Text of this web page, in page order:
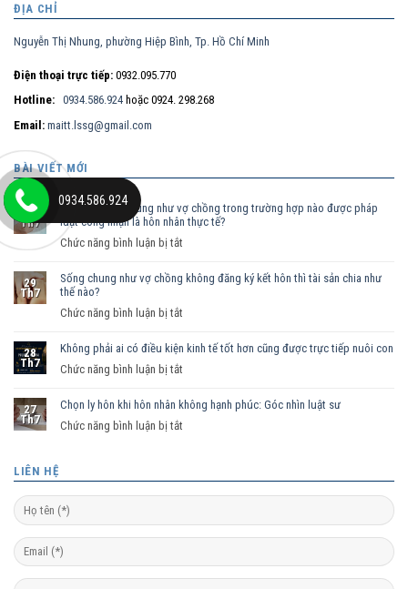
ĐỊA CHỈ
Nguyễn Thị Nhung, phường Hiệp Bình, Tp. Hồ Chí Minh
Điện thoại trực tiếp: 0932.095.770
Hotline: 0934.586.924 hoặc 0924. 298.268
Email: maitt.lssg@gmail.com
BÀI VIẾT MỚI
30
Th7
Nam nữ sống chung như vợ chồng trong trường hợp nào được pháp
luật công nhận là hôn nhân thực tế?
Chức năng bình luận bị tắt
nữ
vợ
trường
pháp
luật
hôn
29
Th7
Sống chung như vợ chồng không đăng ký kết hôn thì tài sản chia như
thế nào?
Chức năng bình luận bị tắt
chung
chồng
hôn
chia
28
Th7
Không phải ai có điều kiện kinh tế tốt hơn cũng được trực tiếp nuôi con
Chức năng bình luận bị tắt
phải
kiện
kinh
cũng
27
Th7
Chọn ly hôn khi hôn nhân không hạnh phúc: Góc nhìn luật sư
Chức năng bình luận bị tắt
hôn
khi
nhân
hạnh
LIÊN HỆ
0934.586.924